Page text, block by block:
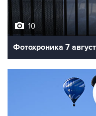
10
Фотохроника 7 августа